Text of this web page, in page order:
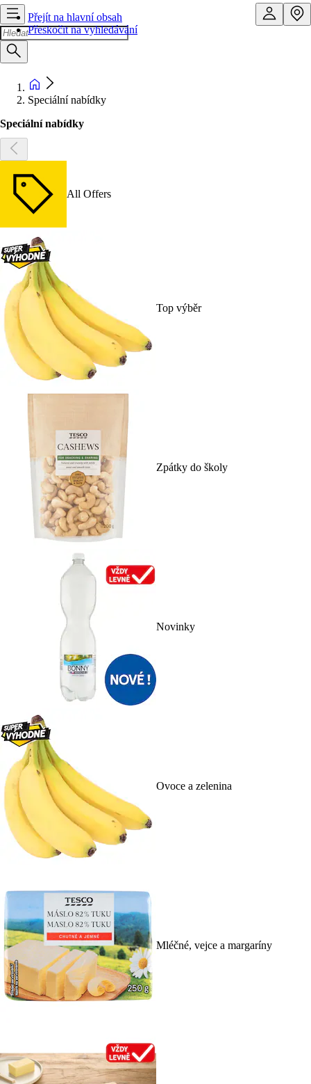
Přejít na hlavní obsah
Přeskočit na vyhledávání
Speciální nabídky
Speciální nabídky
All Offers
Top výběr
Zpátky do školy
Novinky
Ovoce a zelenina
Mléčné, vejce a margaríny